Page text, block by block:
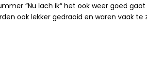
“Nu lach ik” het ook weer goed
ook lekker gedraaid en waren vaak te